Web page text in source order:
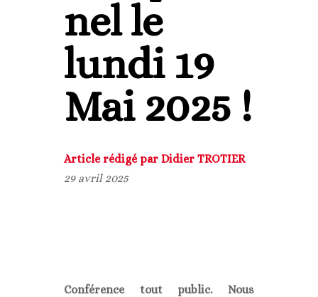
nel le
lundi 19
Mai 2025 !
Article rédigé par Didier TROTIER
29 avril 2025
Conférence tout public.
Nous